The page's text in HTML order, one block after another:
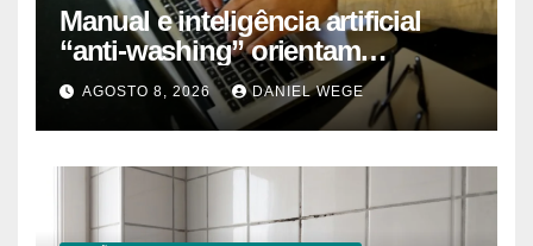
Manual e inteligência artificial
“anti-washing” orientam
empresas
AGOSTO 8, 2026 DANIEL WEGE